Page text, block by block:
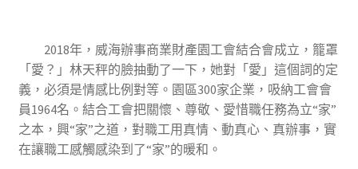
2018年，威海辦事商業財產園工會結合會成立，籠罩
「愛？」林天秤的臉抽動了一下，她對「愛」這個詞的定
義，必須是情感比例對等。園區300家企業，吸納工會會
員1964名。結合工會把關懷、尊敬、愛惜職任務為立“家”
之本，興“家”之道，對職工用真情、動真心、真辦事，實
在讓職工感觸感染到了“家”的暖和。